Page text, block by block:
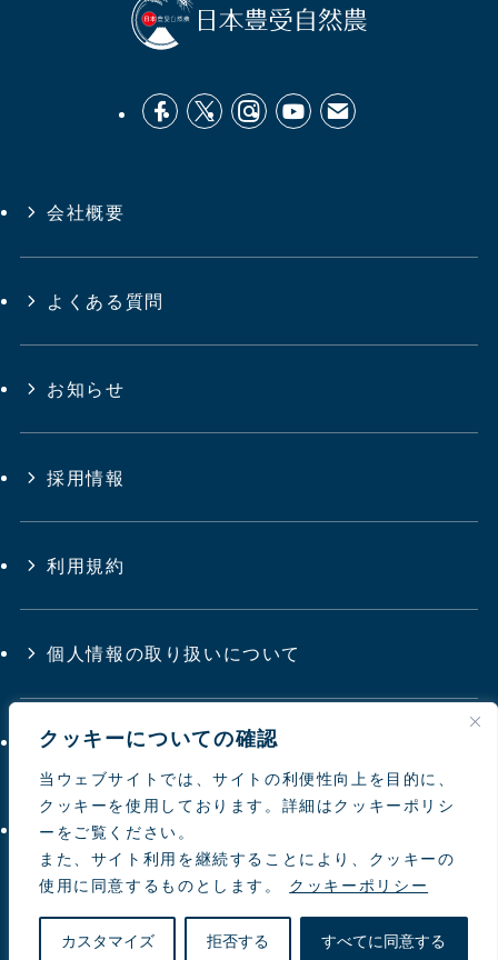
クッキーについての確認
当ウェブサイトでは、サイトの利便性向上を目的に、
クッキーを使用しております。詳細はクッキーポリシ
ーをご覧ください。
また、サイト利用を継続することにより、クッキーの
使用に同意するものとします。
クッキーポリシー
カスタマイズ 拒否する すべてに同意する
会社概要
よくある質問
お知らせ
採用情報
利用規約
個人情報の取り扱いについて
サイトマップ
お問い合わせ
© 1997-
2026 NIPPON TOYOUKE